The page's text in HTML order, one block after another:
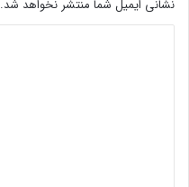
نشانی ایمیل شما منتشر نخواهد شد.